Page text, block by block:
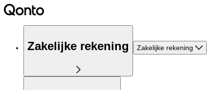
Zakelijke rekening Zakelijke rekening